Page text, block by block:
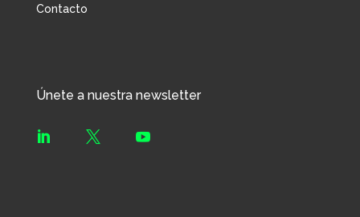
Contacto
Únete a nuestra newsletter
  